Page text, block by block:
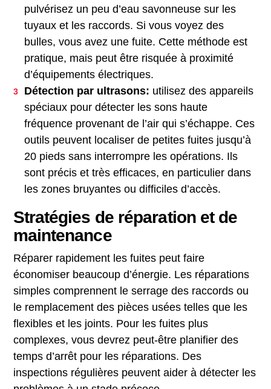
pulvérisez un peu d’eau savonneuse sur les
tuyaux et les raccords. Si vous voyez des
bulles, vous avez une fuite. Cette méthode est
pratique, mais peut être risquée à proximité
d’équipements électriques.
Détection par ultrasons: utilisez des appareils
spéciaux pour détecter les sons haute
fréquence provenant de l’air qui s’échappe. Ces
outils peuvent localiser de petites fuites jusqu’à
20 pieds sans interrompre les opérations. Ils
sont précis et très efficaces, en particulier dans
les zones bruyantes ou difficiles d’accès.
Stratégies de réparation et de
maintenance
Réparer rapidement les fuites peut faire
économiser beaucoup d’énergie. Les réparations
simples comprennent le serrage des raccords ou
le remplacement des pièces usées telles que les
flexibles et les joints. Pour les fuites plus
complexes, vous devrez peut-être planifier des
temps d’arrêt pour les réparations. Des
inspections régulières peuvent aider à détecter les